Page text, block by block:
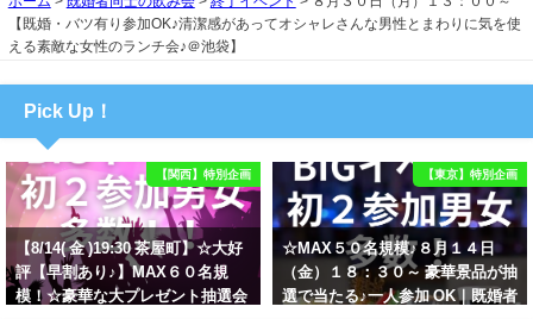
【既婚・バツ有り参加OK♪清潔感があってオシャレさんな男性とまわりに気を使
える素敵な女性のランチ会♪＠池袋】
Pick Up！
【関西】特別企画
【8/14( 金 )19:30 茶屋町】☆大好
評【早割あり♪】MAX６０名規
模！☆豪華な大プレゼント抽選会
【東京】特別企画
☆MAX５０名規模♪８月１４日
（金）１８：３０～ 豪華景品が抽
選で当たる♪一人参加 OK｜既婚者